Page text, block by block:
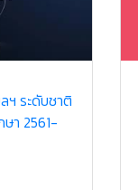
ฯ ระดับชาติ
า 2561-